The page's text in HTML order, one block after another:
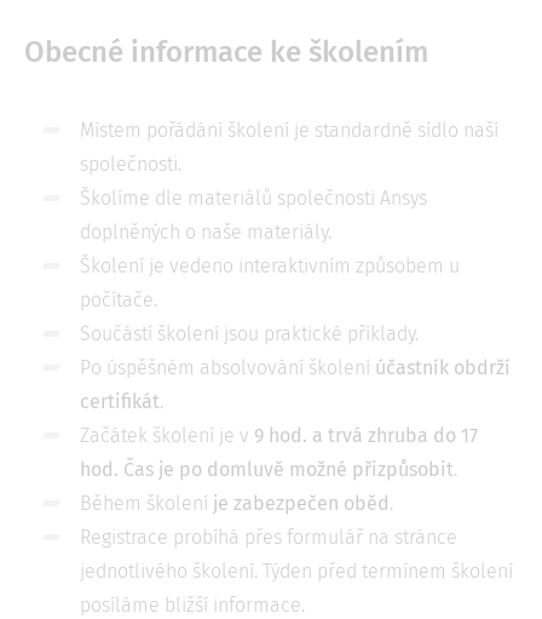
Obecné informace ke školením
Místem pořádání školení je standardně sídlo naší
společnosti.
Školíme dle materiálů společnosti Ansys
doplněných o naše materiály.
Školení je vedeno interaktivním způsobem u
počítače.
Součástí školení jsou praktické příklady.
Po úspěšném absolvování školení účastník obdrží
certifikát.
Začátek školení je v 9 hod. a trvá zhruba do 17
hod. Čas je po domluvě možné přizpůsobit.
Během školení je zabezpečen oběd .
Registrace probíhá přes formulář na stránce
jednotlivého školení. Týden před termínem školení
posíláme bližší informace.